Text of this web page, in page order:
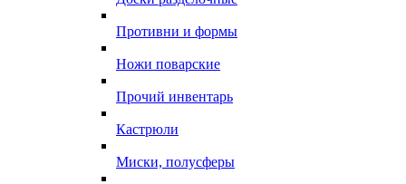
Противни и формы
Ножи поварские
Прочий инвентарь
Кастрюли
Миски, полусферы